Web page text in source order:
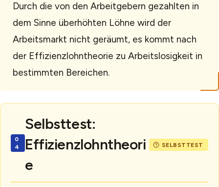
Durch die von den Arbeitgebern gezahlten in
dem Sinne überhöhten Löhne wird der
Arbeitsmarkt nicht geräumt, es kommt nach
der Effizienzlohntheorie zu Arbeitslosigkeit in
bestimmten Bereichen.
Selbsttest:
Effizienzlohntheori
e